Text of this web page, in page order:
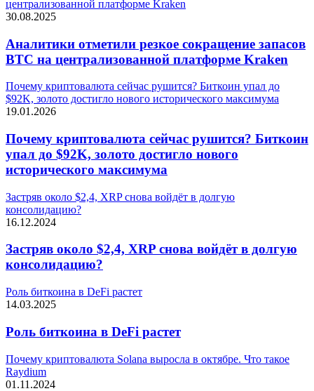
централизованной платформе Kraken
30.08.2025
Аналитики отметили резкое сокращение запасов
BTC на централизованной платформе Kraken
Почему криптовалюта сейчас рушится? Биткоин упал до
$92K, золото достигло нового исторического максимума
19.01.2026
Почему криптовалюта сейчас рушится? Биткоин
упал до $92K, золото достигло нового
исторического максимума
Застряв около $2,4, XRP снова войдёт в долгую
консолидацию?
16.12.2024
Застряв около $2,4, XRP снова войдёт в долгую
консолидацию?
Роль биткоина в DeFi растет
14.03.2025
Роль биткоина в DeFi растет
Почему криптовалюта Solana выросла в октябре. Что такое
Raydium
01.11.2024